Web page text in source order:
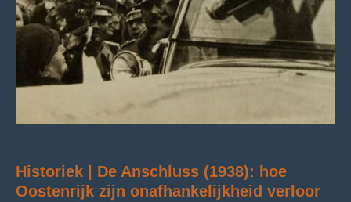
Historiek | De Anschluss (1938): hoe
Oostenrijk zijn onafhankelijkheid verloor